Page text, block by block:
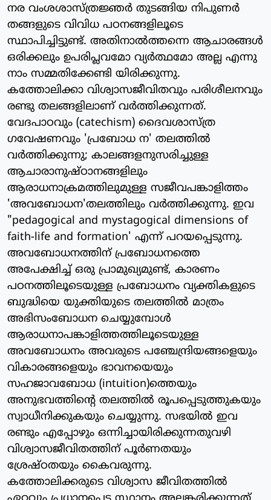
നര വംശശാസ്ത്രജ്ഞര്‍ തുടങ്ങിയ നിപുണര്‍
തങ്ങളുടെ വിവിധ പഠനങ്ങളിലൂടെ
സ്ഥാപിച്ചിട്ടുണ്ട്. അതിനാല്‍ത്തന്നെ ആചാരങ്ങള്‍
ഒരിക്കലും ഉപരിപ്ലവമോ വ്യര്‍ത്ഥമോ അല്ല എന്നു
നാം സമ്മതിക്കേണ്ടി യിരിക്കുന്നു.
കത്തോലിക്കാ വിശ്വാസജീവിതവും പരിശീലനവും
രണ്ടു തലങ്ങളിലാണ് വര്‍ത്തിക്കുന്നത്.
വേദപാഠവും (catechism) ദൈവശാസ്ത്ര
ഗവേഷണവും 'പ്രബോധ ന' തലത്തില്‍
വര്‍ത്തിക്കുന്നു; കാലങ്ങളനുസരിച്ചുള്ള
ആചാരാനുഷ്ഠാനങ്ങളിലും
ആരാധനാക്രമത്തിലുമുള്ള സജീവപങ്കാളിത്തം
'അവബോധന'തലത്തിലും വര്‍ത്തിക്കുന്നു. ഇവ
"pedagogical and mystagogical dimensions of
faith-life and formation' എന്ന് പറയപ്പെടുന്നു.
അവബോധനത്തിന് പ്രബോധനത്തെ
അപേക്ഷിച്ച് ഒരു പ്രാമുഖ്യമുണ്ട്, കാരണം
പഠനത്തിലൂടെയുള്ള പ്രബോധനം വ്യക്തികളുടെ
ബുദ്ധിയെ യുക്തിയുടെ തലത്തില്‍ മാത്രം
അഭിസംബോധന ചെയ്യുമ്പോള്‍
ആരാധനാപങ്കാളിത്തത്തിലൂടെയുള്ള
അവബോധനം അവരുടെ പഞ്ചേന്ദ്രിയങ്ങളെയും
വികാരങ്ങളെയും ഭാവനയെയും
സഹജാവബോധ (intuition)ത്തെയും
അനുഭവത്തിന്റെ തലത്തില്‍ രൂപപ്പെടുത്തുകയും
സ്വാധീനിക്കുകയും ചെയ്യുന്നു. സഭയില്‍ ഇവ
രണ്ടും എപ്പോഴും ഒന്നിച്ചായിരിക്കുന്നതുവഴി
വിശ്വാസജീവിതത്തിന് പൂര്‍ണതയും
ശ്രേഷ്ഠതയും കൈവരുന്നു.
കത്തോലിക്കരുടെ വിശ്വാസ ജീവിതത്തില്‍